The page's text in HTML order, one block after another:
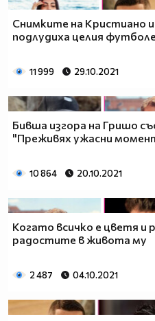
Снимките на Кристиано
подлудиха целия
11 999 29.10.2021
Бивша изгора на Гришо
"Преживях ужасни
10 864 20.10.2021
Когато всичко е цветя и
радостите в живота му
2 487 04.10.2021